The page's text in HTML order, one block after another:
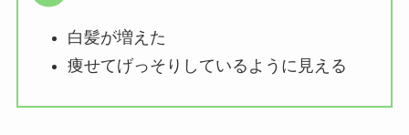
白髪が増えた
痩せてげっそりしているように見える